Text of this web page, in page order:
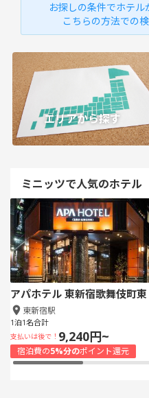
お探しの条件でホテル
こちらの方法での
エリアから探す
ミニッツで人気のホテル
アパホテル 東新宿歌舞伎町東
東新宿駅
1泊1名合計
支払いは後で！ 9,240円~
宿泊費の5%分のポイント還元